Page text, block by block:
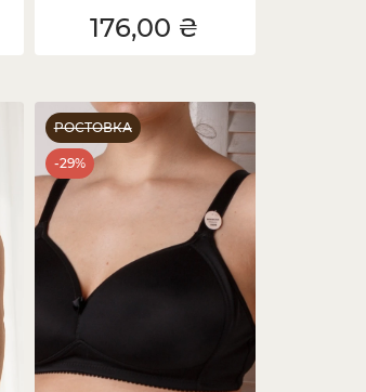
176,00 ₴
РОСТОВКА
-29%